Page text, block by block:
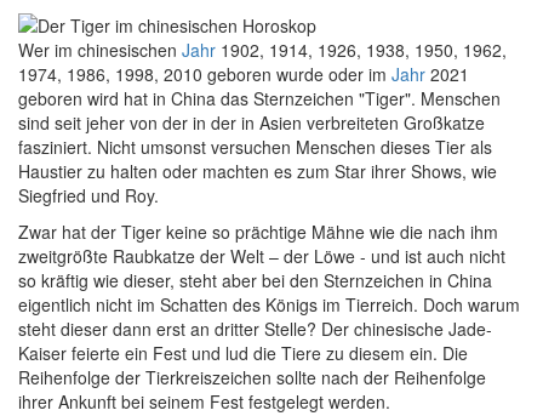
Wer im chinesischen Jahr 1902, 1914, 1926, 1938, 1950, 1962,
1974, 1986, 1998, 2010 geboren wurde oder im Jahr 2021
geboren wird hat in China das Sternzeichen "Tiger". Menschen
sind seit jeher von der in der in Asien verbreiteten Großkatze
fasziniert. Nicht umsonst versuchen Menschen dieses Tier als
Haustier zu halten oder machten es zum Star ihrer Shows, wie
Siegfried und Roy.
Zwar hat der Tiger keine so prächtige Mähne wie die nach ihm
zweitgrößte Raubkatze der Welt – der Löwe - und ist auch nicht
so kräftig wie dieser, steht aber bei den Sternzeichen in China
eigentlich nicht im Schatten des Königs im Tierreich. Doch warum
steht dieser dann erst an dritter Stelle? Der chinesische Jade-
Kaiser feierte ein Fest und lud die Tiere zu diesem ein. Die
Reihenfolge der Tierkreiszeichen sollte nach der Reihenfolge
ihrer Ankunft bei seinem Fest festgelegt werden.